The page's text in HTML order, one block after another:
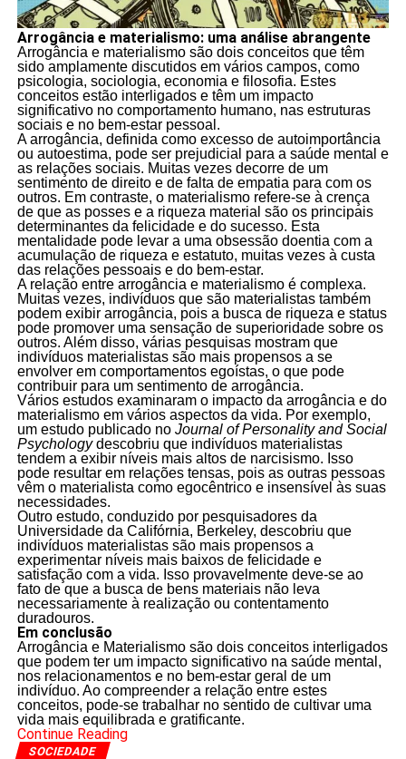
Arrogância e materialismo: uma análise abrangente
Arrogância e materialismo são dois conceitos que têm
sido amplamente discutidos em vários campos, como
psicologia, sociologia, economia e filosofia. Estes
conceitos estão interligados e têm um impacto
significativo no comportamento humano, nas estruturas
sociais e no bem-estar pessoal.
A arrogância, definida como excesso de autoimportância
ou autoestima, pode ser prejudicial para a saúde mental e
as relações sociais. Muitas vezes decorre de um
sentimento de direito e de falta de empatia para com os
outros. Em contraste, o materialismo refere-se à crença
de que as posses e a riqueza material são os principais
determinantes da felicidade e do sucesso. Esta
mentalidade pode levar a uma obsessão doentia com a
acumulação de riqueza e estatuto, muitas vezes à custa
das relações pessoais e do bem-estar.
A relação entre arrogância e materialismo é complexa.
Muitas vezes, indivíduos que são materialistas também
podem exibir arrogância, pois a busca de riqueza e status
pode promover uma sensação de superioridade sobre os
outros. Além disso, várias pesquisas mostram que
indivíduos materialistas são mais propensos a se
envolver em comportamentos egoístas, o que pode
contribuir para um sentimento de arrogância.
Vários estudos examinaram o impacto da arrogância e do
materialismo em vários aspectos da vida. Por exemplo,
um estudo publicado no Journal of Personality and Social
Psychologydescobriu que indivíduos materialistas
tendem a exibir níveis mais altos de narcisismo. Isso
pode resultar em relações tensas, pois as outras pessoas
vêm o materialista como egocêntrico e insensível às suas
necessidades.
Outro estudo, conduzido por pesquisadores da
Universidade da Califórnia, Berkeley, descobriu que
indivíduos materialistas são mais propensos a
experimentar níveis mais baixos de felicidade e
satisfação com a vida. Isso provavelmente deve-se ao
fato de que a busca de bens materiais não leva
necessariamente à realização ou contentamento
duradouros.
Em conclusão
Arrogância e Materialismo são dois conceitos interligados
que podem ter um impacto significativo na saúde mental,
nos relacionamentos e no bem-estar geral de um
indivíduo. Ao compreender a relação entre estes
conceitos, pode-se trabalhar no sentido de cultivar uma
vida mais equilibrada e gratificante.
Continue Reading
SOCIEDADE